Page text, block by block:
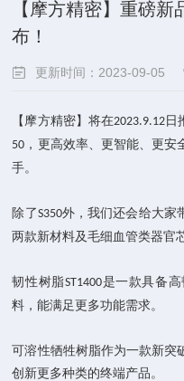
【摩方精密】重磅
布！
更新时间：2023-09-05
【摩方精密】将在2023.9.12日
50 ，更高效率、更智能、更
手。
除了S350外，我们还会给大家
两款新材料及毛细血管类器官
韧性树脂ST1400是一款具备
料，能满足更多功能需求。
可溶性牺牲树脂作为一款新突
创新更多种类的终端产品。